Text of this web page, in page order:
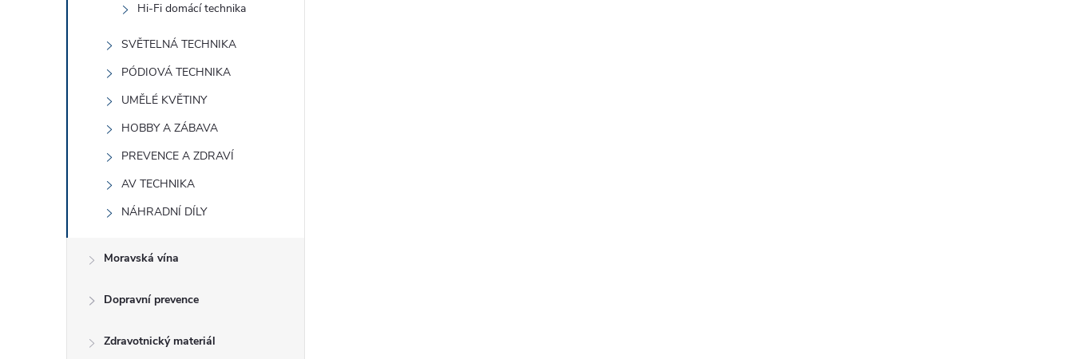
Hi-Fi domácí technika
SVĚTELNÁ TECHNIKA
PÓDIOVÁ TECHNIKA
UMĚLÉ KVĚTINY
HOBBY A ZÁBAVA
PREVENCE A ZDRAVÍ
AV TECHNIKA
NÁHRADNÍ DÍLY
Moravská vína
Dopravní prevence
Zdravotnický materiál